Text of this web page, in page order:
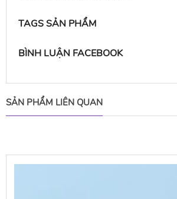
TAGS SẢN PHẨM
BÌNH LUẬN FACEBOOK
SẢN PHẨM LIÊN QUAN